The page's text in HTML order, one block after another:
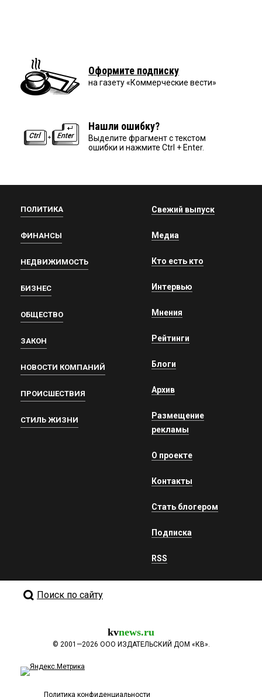
Оформите подписку
на газету «Коммерческие вести»
Нашли ошибку?
Выделите фрагмент с текстом
ошибки и нажмите Ctrl + Enter.
ПОЛИТИКА
ФИНАНСЫ
НЕДВИЖИМОСТЬ
БИЗНЕС
ОБЩЕСТВО
ЗАКОН
НОВОСТИ КОМПАНИЙ
ПРОИСШЕСТВИЯ
СТИЛЬ ЖИЗНИ
Свежий выпуск
Медиа
Кто есть кто
Интервью
Мнения
Рейтинги
Блоги
Архив
Размещение
рекламы
О проекте
Контакты
Стать блогером
Подписка
RSS
Поиск по сайту
kvnews.ru
© 2001—2026 ООО ИЗДАТЕЛЬСКИЙ ДОМ «КВ».
Политика конфиденциальности